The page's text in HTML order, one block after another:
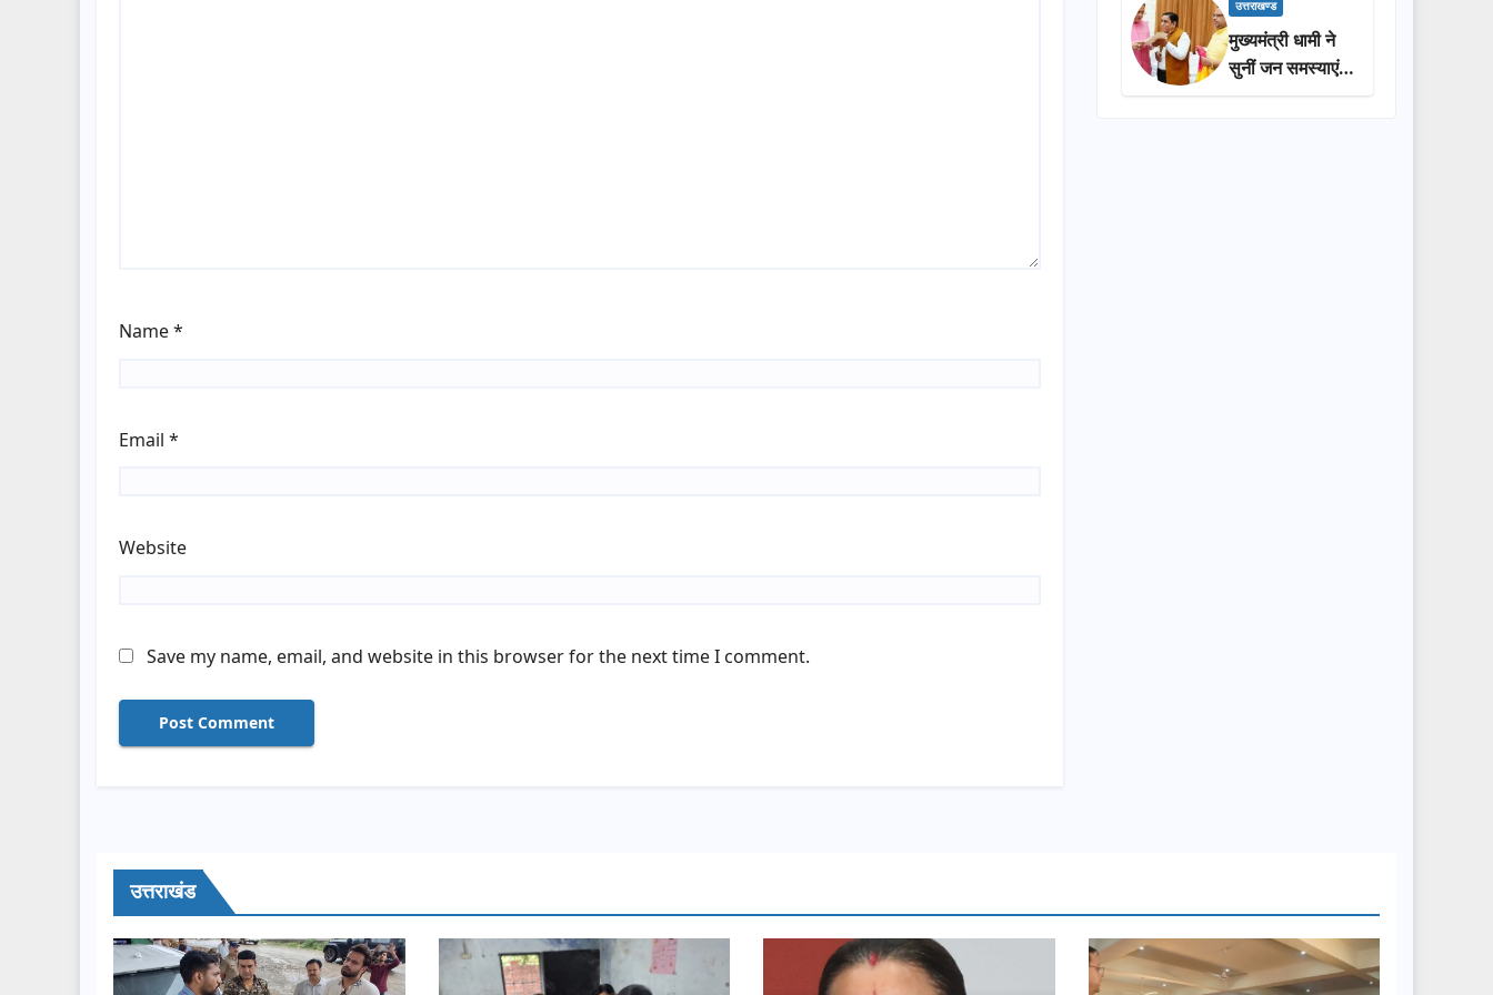
Name*
Email *
Website
Save my name, email, and website in this browser for the next time I comment.
प्रशासन की
सराहना…
उत्तराखण्ड
मुख्यमंत्री धामी ने
सुनीं जन समस्याएं,
अधिकारियों को
उत्तराखंड